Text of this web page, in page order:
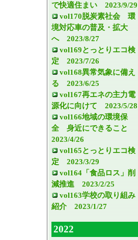
で快適住まい 2023/9/29
vol170脱炭素社会 環
境対応車の普及・拡大
へ 2023/8/27
vol169とっとりエコ検
定 2023/7/26
vol168異常気象に備え
る 2023/6/25
vol167再エネの主力電
源化に向けて 2023/5/28
vol166地域の環境保
全 身近にできること
2023/4/26
vol165とっとりエコ検
定 2023/3/29
vol164「食品ロス」削
減推進 2023/2/25
vol163学校の取り組み
紹介 2023/1/27
2022